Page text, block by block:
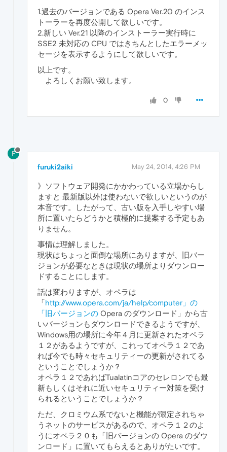
1.過去のバージョンである Opera Ver.20 のインス
トーラーを再度公開して欲しいです。
2.新しい Ver.21 以降のインストーラー実行時に
SSE2 未対応の CPU ではきちんとしたエラーメッ
セージを表示するようにして欲しいです。
以上です。
よろしくお願い致します。
0
F
furuki2aiki May 24, 2014, 4:26 PM
》ソフトウェア開発にかかわっている立場からし
ますと 最新版以外は使わないで欲しいというのが
本音です。したがって、古い版を入手しやすい場
所に置いたらどうかと積極的に提案する予定もあ
りません。
事情は理解しました。
現状はちょっと面倒な場所にありますが、旧バー
ジョンが必要なときは現状の場所よりダウンロー
ドすることにします。
話は変わりますが、オペラは
「http://www.opera.com/ja/help/computer」の
「旧バージョンの Opera のダウンロード」から古
いバージョンもダウンロードできるようですが、
Windows用の場所に今年４月に更新されたオペラ
１２があるようですが、これってオペラ１２であ
れば今でも時々セキュリティーの更新がされてる
ということでしょうか？
オペラ１２であればTualatinコアのセレロンでも最
新もしくはそれに近いセキュリティー対策を受け
られるということでしょうか？
ただ、クロミウム系でないと機能が限定されちゃ
うネットのサービスがあるので、オペラ１２のよ
うにオペラ２０も「旧バージョンの Opera のダウ
ンロード」に置いてもらえるとありがたいです。